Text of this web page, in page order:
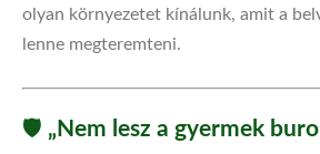
olyan környezetet kínálunk, amit a
lenne megteremteni.
🛡️ „Nem lesz a gyermek